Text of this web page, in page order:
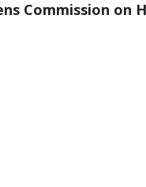
Commission on